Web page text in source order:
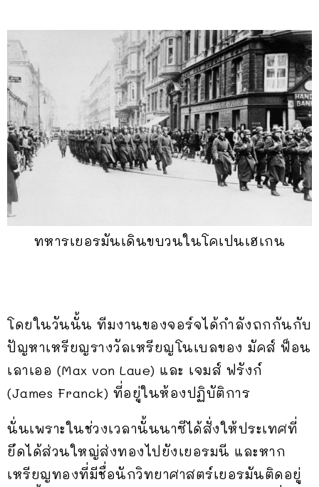
ทหารเยอรมันเดินขบวนในโคเปนเฮเกน
โดยในวันนั้น ทีมงานของจอร์จได้กำลังถกกันกับ
ปัญหาเหรียญรางวัลเหรียญโนเบลของ มัคส์ ฟ็อน
เลาเออ (Max von Laue) และ เจมส์ ฟรังก์
(James Franck) ที่อยู่ในห้องปฏิบัติการ
นั่นเพราะในช่วงเวลานั้นนาซีได้สั่งให้ประเทศที่
ยึดได้ส่วนใหญ่ส่งทองไปยังเยอรมนี และหาก
เหรียญทองที่มีชื่อนักวิทยาศาสตร์เยอรมันติดอยู่